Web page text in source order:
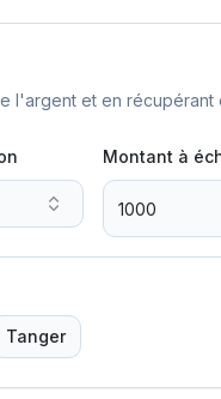
l'argent et en
Montant à
Tanger